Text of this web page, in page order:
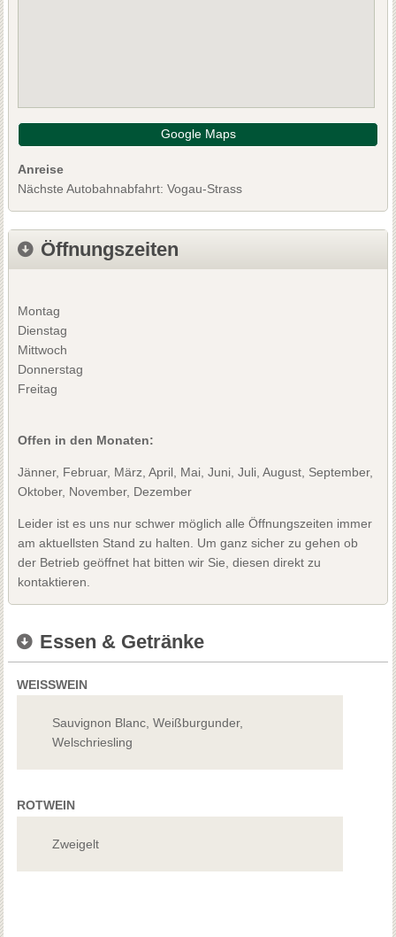
Google Maps
Anreise
Nächste Autobahnabfahrt: Vogau-Strass
Öffnungszeiten
Montag
Dienstag
Mittwoch
Donnerstag
Freitag
Offen in den Monaten:
Jänner, Februar, März, April, Mai, Juni, Juli, August, September,
Oktober, November, Dezember
Leider ist es uns nur schwer möglich alle Öffnungszeiten immer
am aktuellsten Stand zu halten. Um ganz sicher zu gehen ob
der Betrieb geöffnet hat bitten wir Sie, diesen direkt zu
kontaktieren.
Essen & Getränke
WEISSWEIN
Sauvignon Blanc, Weißburgunder,
Welschriesling
ROTWEIN
Zweigelt